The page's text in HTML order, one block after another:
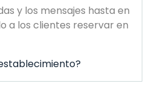
y los mensajes hasta en
a los clientes reservar en